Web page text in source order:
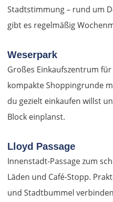
Stadtstimmung – rund um
gibt es regelmäßig
Weserpark
Großes Einkaufszentrum
kompakte Shoppingrunde
du gezielt einkaufen willst
Block einplanst.
Lloyd Passage
Innenstadt-Passage zum
Läden und Café-Stopp.
und Stadtbummel
Fürstenwalde
Spreewald
Senftenberg
Pirna
Sächsische Schweiz